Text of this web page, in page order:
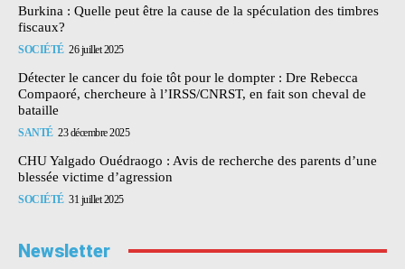
Burkina : Quelle peut être la cause de la spéculation des timbres
fiscaux?
SOCIÉTÉ 26 juillet 2025
Détecter le cancer du foie tôt pour le dompter : Dre Rebecca
Compaoré, chercheure à l’IRSS/CNRST, en fait son cheval de
bataille
SANTÉ 23 décembre 2025
CHU Yalgado Ouédraogo : Avis de recherche des parents d’une
blessée victime d’agression
SOCIÉTÉ 31 juillet 2025
Newsletter